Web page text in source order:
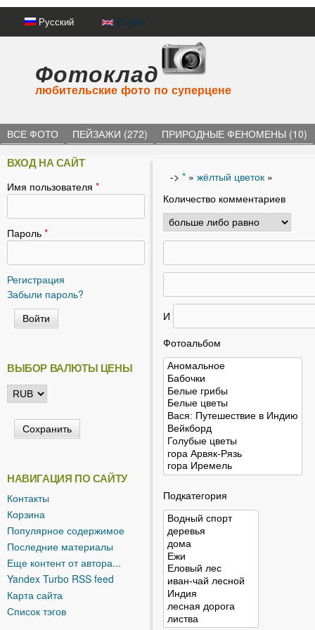
Русский English
Фотоклад
любительские фото по суперцене
ВСЕ ФОТО ПЕЙЗАЖИ (272) ПРИРОДНЫЕ ФЕНОМЕНЫ (10)
В
ы
з
е
с
ь
-> *» жёлтый цветок»
Количество комментариев
И
Фотоальбом
Подкатегория
ВХОД НА САЙТ
Имя пользователя *
Пароль *
Регистрация
Забыли пароль?
ВЫБОР ВАЛЮТЫ ЦЕНЫ
НАВИГАЦИЯ ПО САЙТУ
Контакты
Корзина
Популярное содержимое
Последние материалы
Еще контент от автора...
Yandex Turbo RSS feed
Карта сайта
Список тэгов